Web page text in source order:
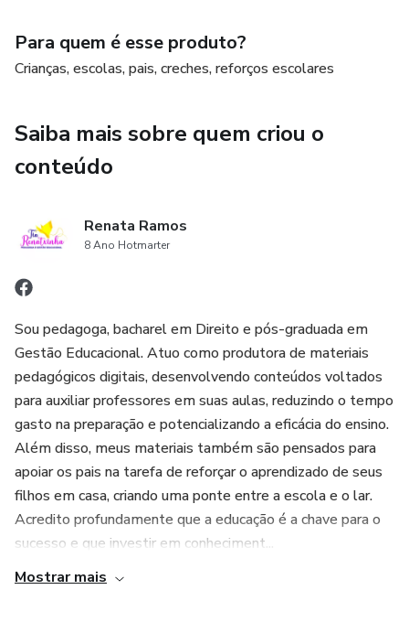
Para quem é esse produto?
Crianças, escolas, pais, creches, reforços escolares
Saiba mais sobre quem criou o
conteúdo
Renata Ramos
8 Ano Hotmarter
Sou pedagoga, bacharel em Direito e pós-graduada em
Gestão Educacional. Atuo como produtora de materiais
pedagógicos digitais, desenvolvendo conteúdos voltados
para auxiliar professores em suas aulas, reduzindo o tempo
gasto na preparação e potencializando a eficácia do ensino.
Além disso, meus materiais também são pensados para
apoiar os pais na tarefa de reforçar o aprendizado de seus
filhos em casa, criando uma ponte entre a escola e o lar.
Acredito profundamente que a educação é a chave para o
sucesso e que investir em conheciment...
Mostrar mais